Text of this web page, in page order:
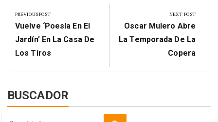
de
entradas
PREVIOUS POST
Previous
Post:
Vuelve ‘Poesía En El
Jardín’ En La Casa De
Los Tiros
NEXT POST
Next
Post:
Oscar Mulero Abre
La Temporada De La
Copera
BUSCADOR